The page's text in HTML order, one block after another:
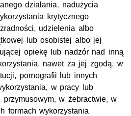
działania, nadużycia
krytycznego
udzielenia albo
lub osobistej albo jej
opiekę lub nadzór nad inną
nawet za jej zgodą, w
pornografii lub innych
w pracy lub
przymusowym, w żebractwie, w
formach wykorzystania